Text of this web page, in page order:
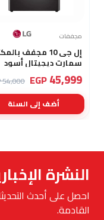
مجففات
إل جى 10 مجفف
سمارت ديجيتال أسود
RH10V9JV2W
45,999
EGP
54,000 EGP
أضف إلى السلة
النشرة
احصل على أحدث
القادمة.